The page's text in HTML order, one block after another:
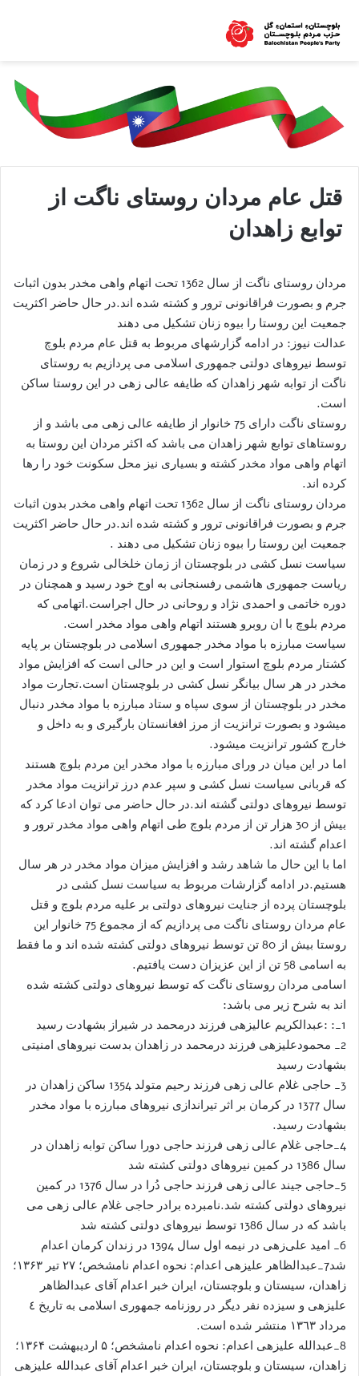
قتل عام مردان روستای ناگت از
توابع زاهدان
مردان روستای ناگت از سال 1362 تحت اتهام واهی مخدر بدون اثبات
جرم و بصورت فراقانونی ترور و کشته شده اند.در حال حاضر اکثریت
جمعیت این روستا را بیوه زنان تشکیل می دهند
عدالت نیوز: در ادامه گزارشهای مربوط به قتل عام مردم بلوچ
توسط نیروهای دولتی جمهوری اسلامی می پردازیم به روستای
ناگت از توابه شهر زاهدان که طایفه عالی زهی در این روستا ساکن
است.
روستای ناگت دارای 75 خانوار از طایفه عالی زهی می باشد و از
روستاهای توابع شهر زاهدان می باشد که اکثر مردان این روستا به
اتهام واهی مواد مخدر کشته و بسیاری نیز محل سکونت خود را رها
کرده اند.
مردان روستای ناگت از سال 1362 تحت اتهام واهی مخدر بدون اثبات
جرم و بصورت فراقانونی ترور و کشته شده اند.در حال حاضر اکثریت
جمعیت این روستا را بیوه زنان تشکیل می دهند .
سیاست نسل کشی در بلوچستان از زمان خلخالی شروع و در زمان
ریاست جمهوری هاشمی رفسنجانی به اوج خود رسید و همچنان در
دوره خاتمی و احمدی نژاد و روحانی در حال اجراست.اتهامی که
مردم بلوچ با ان روبرو هستند اتهام واهی مواد مخدر است.
سیاست مبارزه با مواد مخدر جمهوری اسلامی در بلوچستان بر پایه
کشتار مردم بلوچ استوار است و این در حالی است که افزایش مواد
مخدر در هر سال بیانگر نسل کشی در بلوچستان است.تجارت مواد
مخدر در بلوچستان از سوی سپاه و ستاد مبارزه با مواد مخدر دنبال
میشود و بصورت ترانزیت از مرز افغانستان بارگیری و به داخل و
خارج کشور ترانزیت میشود.
اما در این میان در ورای مبارزه با مواد مخدر این مردم بلوچ هستند
که قربانی سیاست نسل کشی و سپر عدم درز ترانزیت مواد مخدر
توسط نیروهای دولتی گشته اند.در حال حاضر می توان ادعا کرد که
بیش از 30 هزار تن از مردم بلوچ طی اتهام واهی مواد مخدر ترور و
اعدام گشته اند.
اما با این حال ما شاهد رشد و افزایش میزان مواد مخدر در هر سال
هستیم.در ادامه گزارشات مربوط به سیاست نسل کشی در
بلوچستان پرده از جنایت نیروهای دولتی بر علیه مردم بلوچ و قتل
عام مردان روستای ناگت می پردازیم که از مجموع 75 خانوار این
روستا بیش از 80 تن توسط نیروهای دولتی کشته شده اند و ما فقط
به اسامی 58 تن از این عزیزان دست یافتیم.
اسامی مردان روستای ناگت که توسط نیروهای دولتی کشته شده
اند به شرح زیر می باشد:
1_: :عبدالکریم عالیزهی فرزند درمحمد در شیراز بشهادت رسید
2_ محمودعلیزهی فرزند درمحمد در زاهدان بدست نیروهای امنیتی
بشهادت رسید
3_ حاجی غلام عالی زهی فرزند رحیم متولد 1354 ساکن زاهدان در
سال 1377 در کرمان بر اثر تیراندازی نیروهای مبارزه با مواد مخدر
بشهادت رسید.
4_حاجی غلام عالی زهی فرزند حاجی دورا ساکن توابه زاهدان در
سال 1386 در کمین نیروهای دولتی کشته شد
5_حاجی جیند عالی زهی فرزند حاجی دُرا در سال 1376 در کمین
نیروهای دولتی کشته شد.نامبرده برادر حاجی غلام عالی زهی می
باشد که در سال 1386 توسط نیروهای دولتی کشته شد
6_ امید علی‌زهی در نیمه اول سال 1394 در زندان کرمان اعدام
شد7_عبدالظاهر علیزهی اعدام: نحوه اعدام نامشخص؛ ۲۷ تیر ۱۳۶۳؛
زاهدان، سيستان و بلوچستان، ايران خبر اعدام آقای عبدالظاهر
علیزهی و سیزده نفر دیگر در روزنامه جمهوری اسلامی به تاریخ ٤
مرداد ١٣٦٣ منتشر شده است.
8_عبدالله علیزهی اعدام: نحوه اعدام نامشخص؛ ۵ اردیبهشت ۱۳۶۴؛
زاهدان، سيستان و بلوچستان، ايران خبر اعدام آقای عبدالله علیزهی